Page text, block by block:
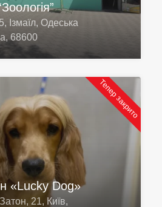
Ізмаїл, Одеська
68600
Тепер закрито
«Lucky Dog»
21, Київ,